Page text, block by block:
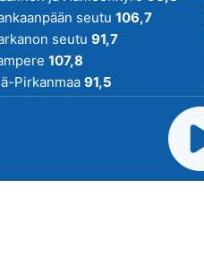
seutu 106,7
seutu 91,7
107,8
Pirkanmaa 91,5
Pirmedioita.